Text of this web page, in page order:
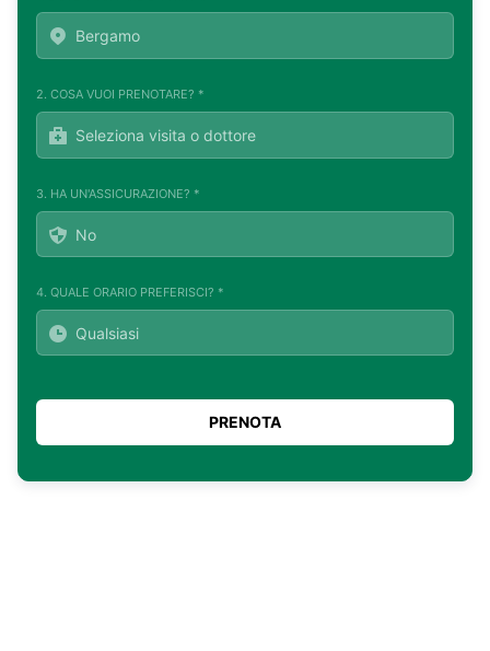
2. COSA VUOI PRENOTARE? *
3. HA UN'ASSICURAZIONE? *
4. QUALE ORARIO PREFERISCI? *